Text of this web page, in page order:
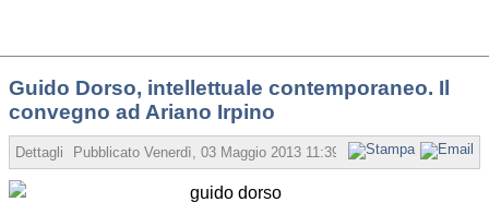
Guido Dorso, intellettuale contemporaneo. Il
convegno ad Ariano Irpino
Dettagli Pubblicato Venerdì, 03 Maggio 2013 11:39 Scritto da Redazione